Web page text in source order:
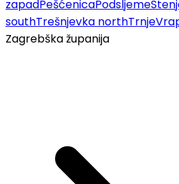
zapadPešćenicaPodsljeme
southTrešnjevka northTrnje
Zagrebška županija